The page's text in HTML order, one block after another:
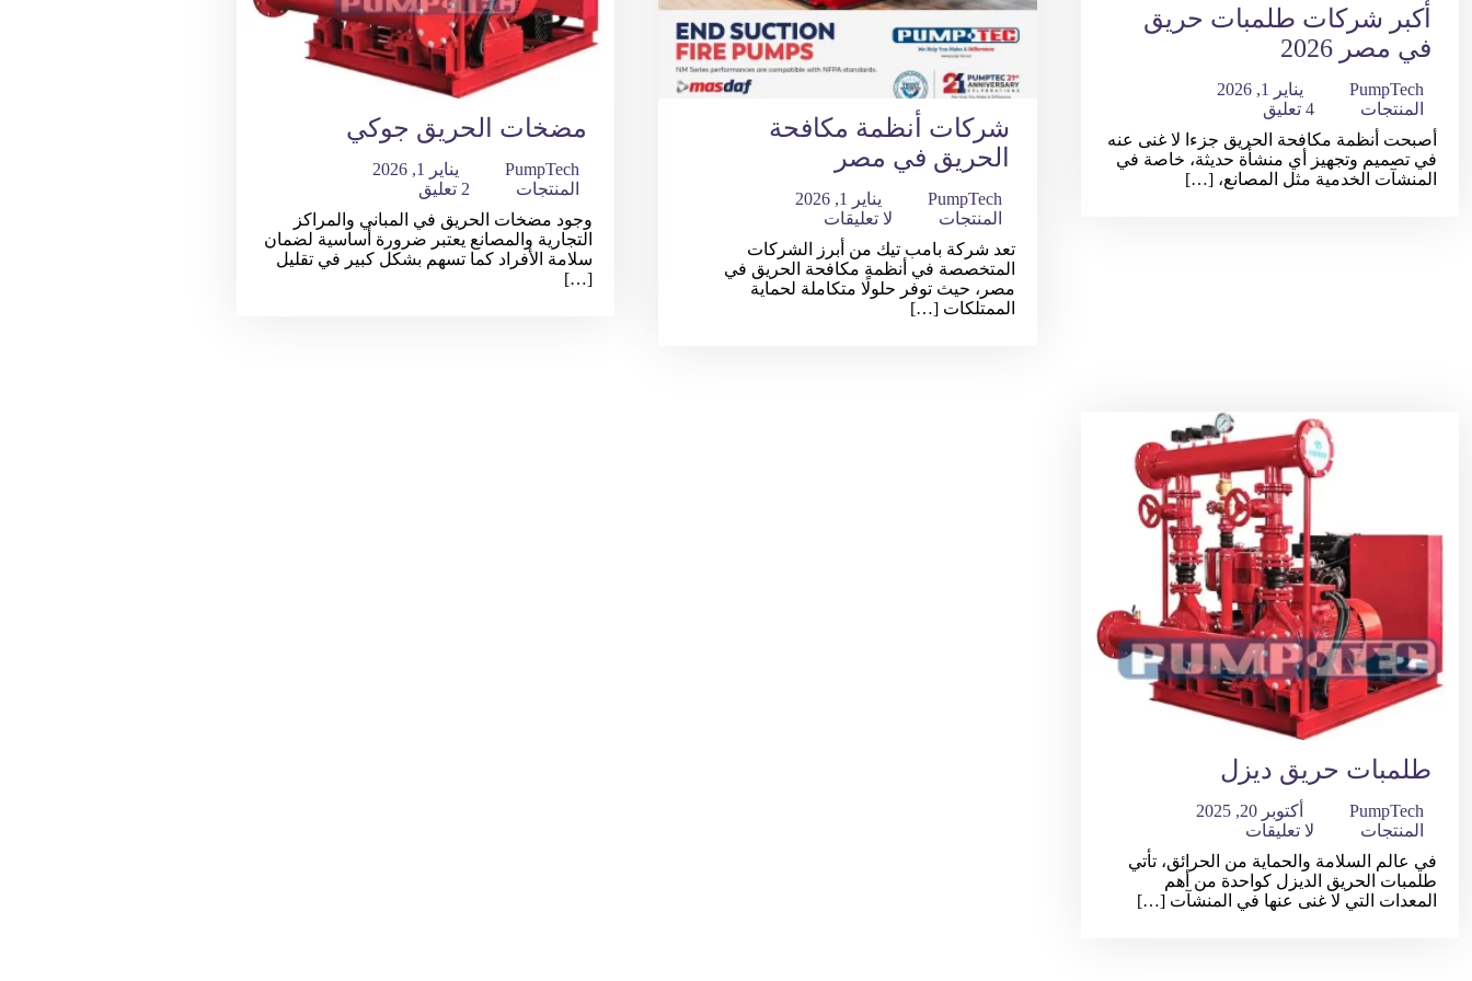
أكبر شركات طلمبات حريق
في مصر 2026
PumpTech
يناير 1, 2026
المنتجات
4 تعليق
أصبحت أنظمة مكافحة الحريق جزءا لا غنى عنه
في تصميم وتجهيز أي منشأة حديثة، خاصة في
المنشآت الخدمية مثل المصانع، […]
شركات أنظمة مكافحة
الحريق في مصر
PumpTech
يناير 1, 2026
المنتجات
لا تعليقات
تعد شركة بامب تيك من أبرز الشركات
المتخصصة في أنظمة مكافحة الحريق في
مصر، حيث توفر حلولًا متكاملة لحماية
الممتلكات […]
مضخات الحريق جوكي
PumpTech
يناير 1, 2026
المنتجات
2 تعليق
وجود مضخات الحريق في المباني والمراكز
التجارية والمصانع يعتبر ضرورة أساسية لضمان
سلامة الأفراد كما تسهم بشكل كبير في تقليل
[…]
طلمبات حريق ديزل
PumpTech
أكتوبر 20, 2025
المنتجات
لا تعليقات
في عالم السلامة والحماية من الحرائق، تأتي
طلمبات الحريق الديزل كواحدة من أهم
المعدات التي لا غنى عنها في المنشآت […]